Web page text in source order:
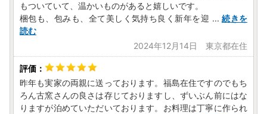
もついていて、温かいものがあると嬉しいです。
梱包も、包みも、全て美しく気持ち良く新年を迎 ... 続きを
読む
2024年12月14日 東京都在住
昨年も実家の両親に送っております。福島在住ですのでもち
ろん古窯さんの良さは存じておりますし、ずいぶん前にはな
りますが泊めていただいております。お料理は丁寧に作られ